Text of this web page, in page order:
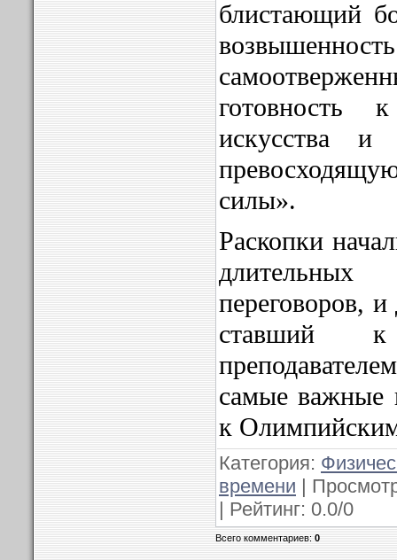
блистающий
искусства и
силы».
Раскопки
переговоров,
ставший
самые важные
к
Категория:
времени |
| Рейтинг: 0.0/0
Всего комментариев:0